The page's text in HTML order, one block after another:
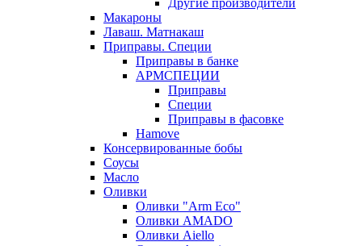
Другие производители
Макароны
Лаваш. Матнакаш
Приправы. Специи
Приправы в банке
АРМСПЕЦИИ
Приправы
Специи
Приправы в фасовке
Hamove
Консервированные бобы
Соусы
Масло
Оливки
Оливки "Arm Eco"
Оливки AMADO
Оливки Aiello